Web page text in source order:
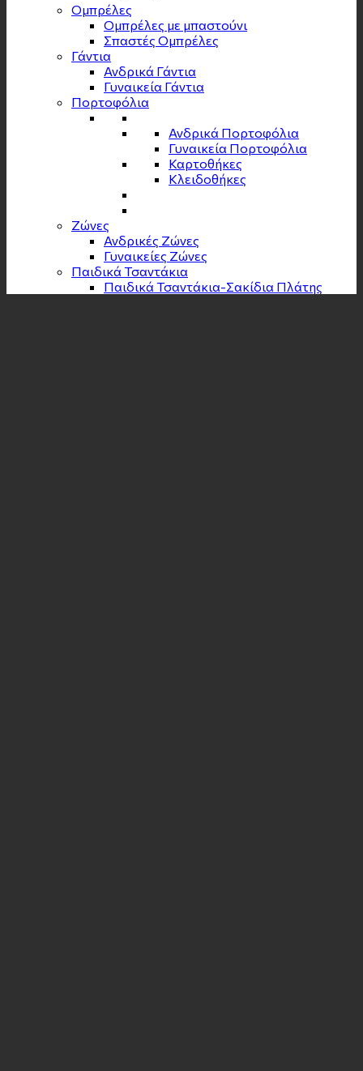
Ομπρέλες
Ομπρέλες με μπαστούνι
Σπαστές Ομπρέλες
Γάντια
Ανδρικά Γάντια
Γυναικεία Γάντια
Πορτοφόλια
Ανδρικά Πορτοφόλια
Γυναικεία Πορτοφόλια
Καρτοθήκες
Κλειδοθήκες
Zώνες
Ανδρικές Ζώνες
Γυναικείες Ζώνες
Παιδικά Τσαντάκια
Παιδικά Τσαντάκια-Σακίδια Πλάτης